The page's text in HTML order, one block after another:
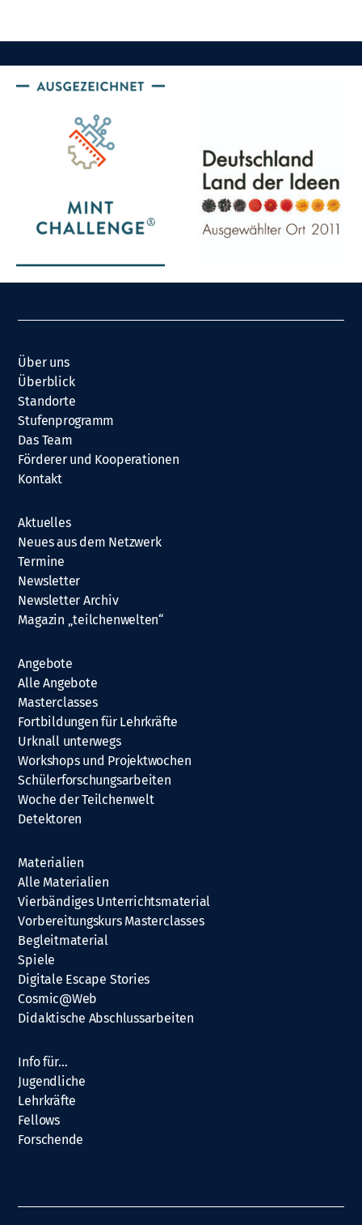
Über uns
Überblick
Standorte
Stufenprogramm
Das Team
Förderer und Kooperationen
Kontakt
Aktuelles
Neues aus dem Netzwerk
Termine
Newsletter
Newsletter Archiv
Magazin „teilchenwelten“
Angebote
Alle Angebote
Masterclasses
Fortbildungen für Lehrkräfte
Urknall unterwegs
Workshops und Projektwochen
Schülerforschungsarbeiten
Woche der Teilchenwelt
Detektoren
Materialien
Alle Materialien
Vierbändiges Unterrichtsmaterial
Vorbereitungskurs Masterclasses
Begleitmaterial
Spiele
Digitale Escape Stories
Cosmic@Web
Didaktische Abschlussarbeiten
Info für…
Jugendliche
Lehrkräfte
Fellows
Forschende